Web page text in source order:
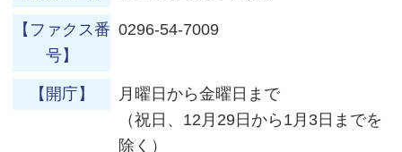
【ファクス番
号】
0296-54-7009
【開庁】
月曜日から金曜日まで
（祝日、12月29日から1月3日までを
除く）